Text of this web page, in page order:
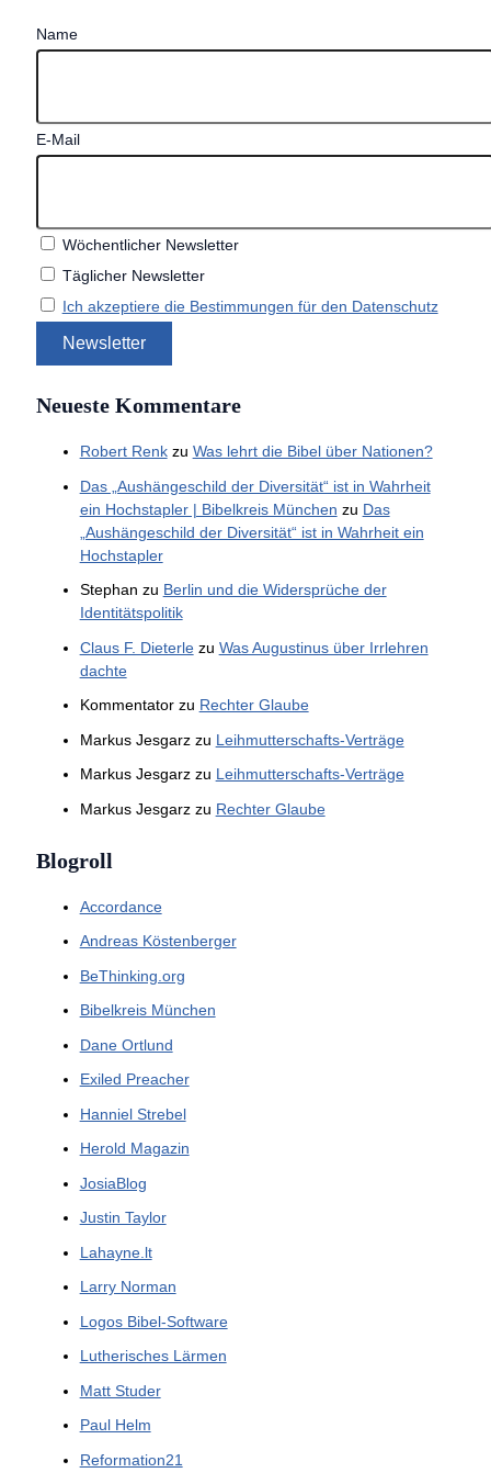
Name
E-Mail
Wöchentlicher Newsletter
Täglicher Newsletter
Ich akzeptiere die Bestimmungen für den Datenschutz
Neueste Kommentare
Robert Renkzu Was lehrt die Bibel über Nationen?
Das „Aushängeschild der Diversität“ ist in Wahrheit
ein Hochstapler | Bibelkreis München zu Das
„Aushängeschild der Diversität“ ist in Wahrheit ein
Hochstapler
Stephan zu Berlin und die Widersprüche der
Identitätspolitik
Claus F. Dieterlezu Was Augustinus über Irrlehren
dachte
Kommentatorzu Rechter Glaube
Markus Jesgarzzu Leihmutterschafts-Verträge
Markus Jesgarzzu Leihmutterschafts-Verträge
Markus Jesgarzzu Rechter Glaube
Blogroll
Accordance
Andreas Köstenberger
BeThinking.org
Bibelkreis München
Dane Ortlund
Exiled Preacher
Hanniel Strebel
Herold Magazin
JosiaBlog
Justin Taylor
Lahayne.lt
Larry Norman
Logos Bibel-Software
Lutherisches Lärmen
Matt Studer
Paul Helm
Reformation21